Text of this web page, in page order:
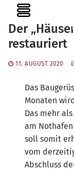
Inhalt
springen
Der
restauriert
11. AUGUST 2020
Das
Mona­ten
Das mehr
am
soll somit
vom
Abschluss